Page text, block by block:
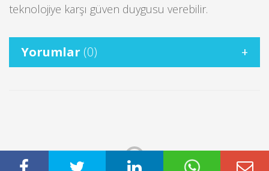
teknolojiye karşı güven duygusu verebilir.
Yorumlar (0)